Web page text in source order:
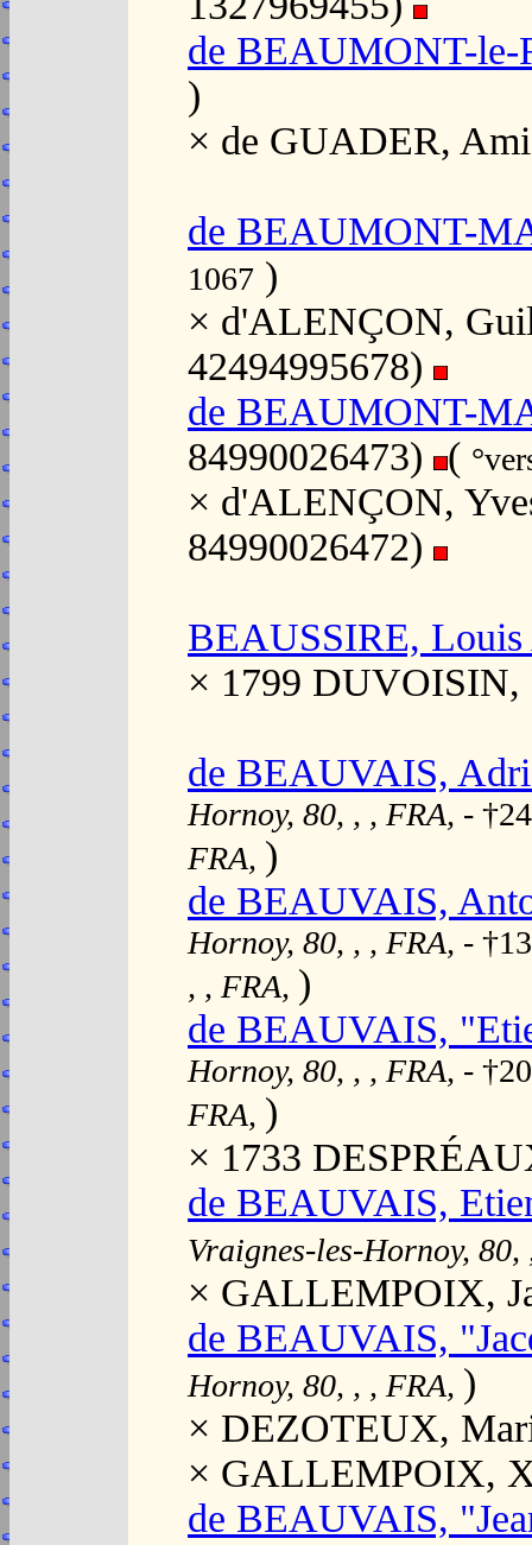
de BEAUMONT-le-
)
× de GUADER,
de BEAUMONT-
1067 )
× d'ALENÇON,
42494995678)
de BEAUMONT-
84990026473)
(
× d'ALENÇON,
84990026472)
BEAUSSIRE,
× 1799 DUVOISIN,
de BEAUVAIS,
Hornoy, 80, , , FRA, -
FRA, )
de BEAUVAIS,
Hornoy, 80, , , FRA, -
, , FRA, )
de BEAUVAIS,
Hornoy, 80, , , FRA, -
FRA, )
× 1733
de BEAUVAIS,
Vraignes-les-Hornoy,
× GALLEMPOIX,
de BEAUVAIS,
Hornoy, 80, , , FRA, )
× DEZOTEUX,
× GALLEMPOIX,
de BEAUVAIS,